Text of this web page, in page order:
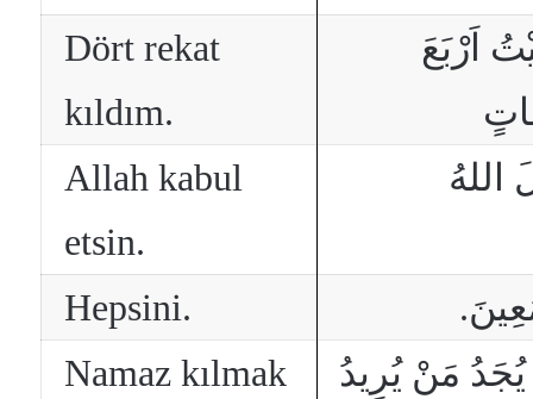
Dört rekat
kıldım.
اَرْبَعَ
Allah kabul
etsin.
اللهُ
Hepsini.
Namaz kılmak
مَنْ يُرِيدُ